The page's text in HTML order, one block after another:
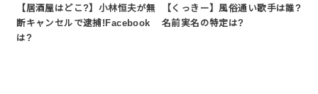
【居酒屋はどこ?】小林恒夫が無
断キャンセルで逮捕!Facebook
は?
【くっきー】風俗通い歌手は誰?
名前実名の特定は?